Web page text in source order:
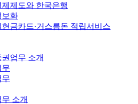
제제도와 한국은행
보화
현금카드·거스름돈 적립서비스
업무 소개
무
무
소개